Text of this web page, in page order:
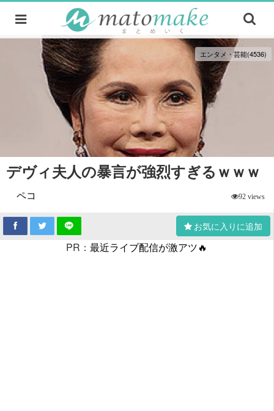
エンタメ・芸能(4536)
デヴィ夫人の暴言が強烈すぎるｗｗｗ
ペコ 92 views
お気に入りに追加
PR： 最近ライブ配信が激アツ🔥